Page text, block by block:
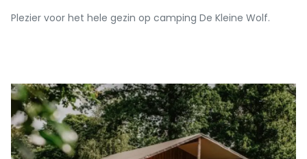
Plezier voor het hele gezin op camping De Kleine Wolf.